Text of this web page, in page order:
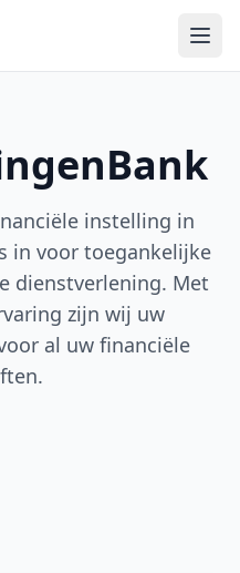
instelling in
in voor toegankelijke
dienstverlening. Met
zijn wij uw
al uw financiële